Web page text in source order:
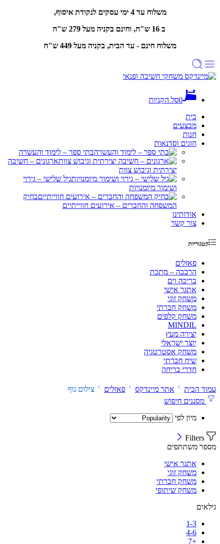
משלוח עד 4 ימי עסקים לנקודת איסוף,
ב 16 ש"ח, וחינם
בקניה מעל 279 ש"ח
משלוח חינם - עד הבית, בקניה מעל 449 ש"ח
0סל הקניות
בית
מבצעים
חנות
חוגים וסדנאות
בתי ספר – לימוד והעשרה
ארגונים – חשיבה
יצירתית וגיבוש צוות
גיל שלישי – גירוי
ושימור מיומנויות
בחיק
המשפחה והחברים – אירועים חווייתיים
אודותינו
צור קשר
קטגוריות
פאזלים
הרכבה – מתכת
בריכה וים
אתגר אישי
משחק זוגי
משחק חברתי
משחק קלפים
MINDIL
יצירה מעץ
יוצר ישראלי
משחק אסטרטגיה
שיח חברתי
חדרי בריחה
עמוד הבית אתר מיינדקס פאזלים
צילום נוף
מסננים חיפוש
מיון לפי
מספר משתתפים
אתגר אישי
משחק זוגי
משחק חברתי
משחק שיתופי
גילאים
1-3
4-6
+7